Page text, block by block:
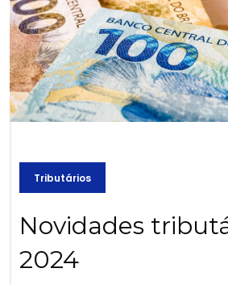
Tributários
Novidades
2024